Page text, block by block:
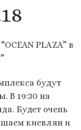
“OCEAN PLAZA” в
”
будут
В 19:30 на
Будет очень
киевлян и